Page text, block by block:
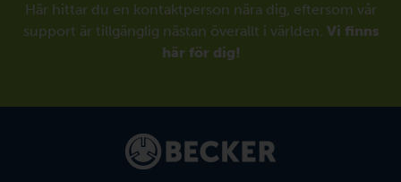
Här hittar du en kontaktperson nära dig, eftersom vår
support är tillgänglig nästan överallt i världen. Vi finns
här för dig!